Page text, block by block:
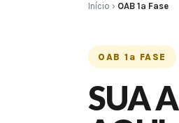
Início › OAB 1ª Fase
OAB 1ª FASE
SUA